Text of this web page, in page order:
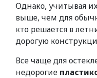
Однако, учитывая
выше, чем для
кто решается в
дорогую
Все чаще для
недорогие